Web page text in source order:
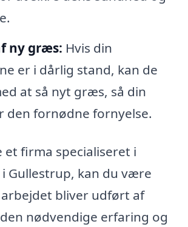
ny græs: Hvis din
er i dårlig stand, kan de
at så nyt græs, så din
den fornødne fornyelse.
et firma specialiseret i
Gullestrup, kan du være
bliver udført af
nødvendige erfaring og